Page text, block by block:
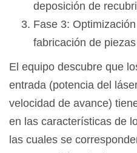
deposición de
Fase 3:
fabricación de
El equipo descubre que
entrada (potencia del
velocidad de avance)
en las características de
las cuales se